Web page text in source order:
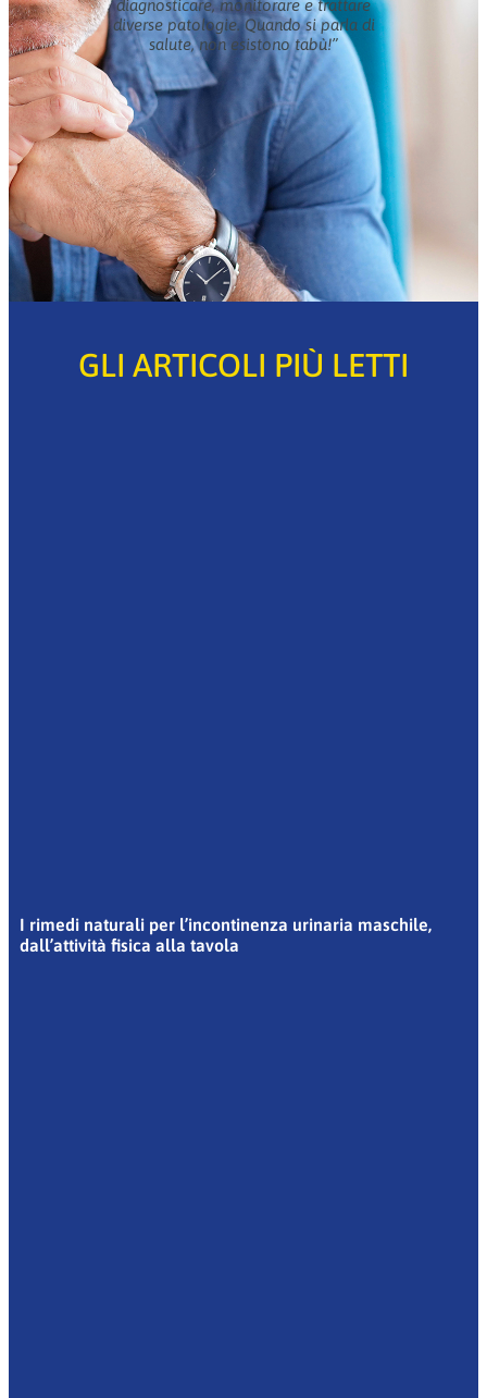
diagnosticare, monitorare e trattare
diverse patologie. Quando si parla di
salute, non esistono tabù!”
GLI ARTICOLI PIÙ LETTI
I rimedi naturali per l’incontinenza urinaria maschile,
dall’attività fisica alla tavola